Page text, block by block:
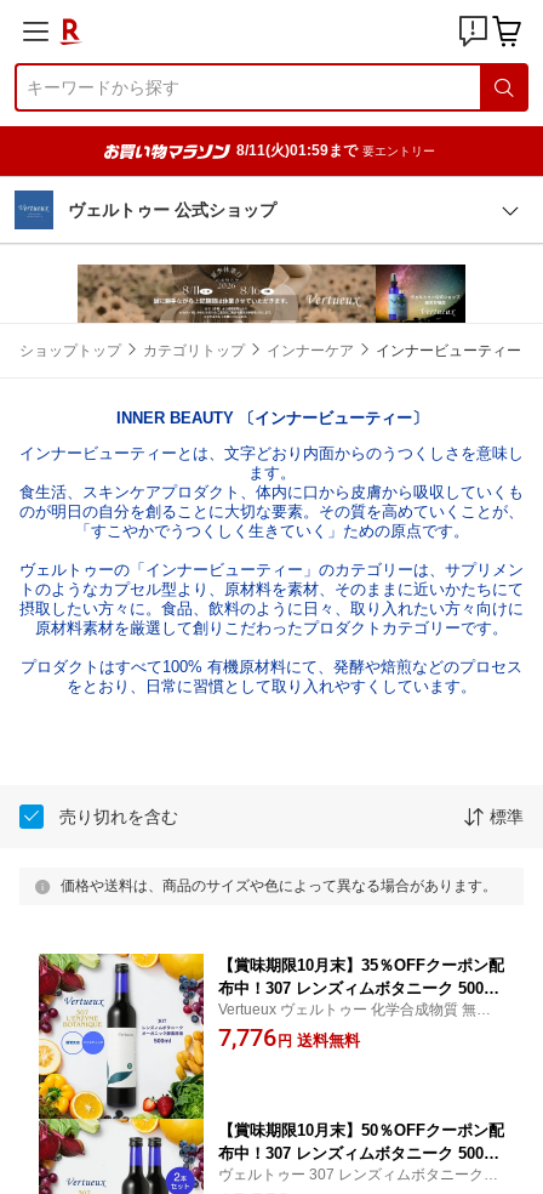
8/11(火)01:59まで 要エントリー
ヴェルトゥー 公式ショップ
ショップトップ カテゴリトップ インナーケア インナービューティー
INNER BEAUTY 〔インナービューティー〕
インナービューティーとは、文字どおり内面からのうつくしさを意味し
ます。
食生活、スキンケアプロダクト、体内に口から皮膚から吸収していくも
のが明日の自分を創ることに大切な要素。その質を高めていくことが、
「すこやかでうつくしく生きていく」ための原点です。
ヴェルトゥーの「インナービューティー」のカテゴリーは、サプリメン
トのようなカプセル型より、原材料を素材、そのままに近いかたちにて
摂取したい方々に。食品、飲料のように日々、取り入れたい方々向けに
原材料素材を厳選して創りこだわったプロダクトカテゴリーです。
プロダクトはすべて100% 有機原材料にて、発酵や焙煎などのプロセス
をとおり、日常に習慣として取り入れやすくしています。
売り切れを含む 標準
価格や送料は、商品のサイズや色によって異なる場合があります。
【賞味期限10月末】35％OFFクーポン配
布中！307 レンズィムボタニーク 500ml
酵素ドリンク ファスティング 原液 酵素
植物発酵 酵素飲料 断食 植物性乳酸菌
Vertueux ヴェルトゥー 化学合成物質 無添
加 酵素原液 数種類の野菜果物を3年間、蔵
付酵母菌から発酵、熟成原液 無添加 本格派
7,776 円 送料無料
【賞味期限10月末】50％OFFクーポン配
布中！307 レンズィムボタニーク 500ml
酵素ドリンク 原液 ファスティング 断食
ヴェルトゥー 307 レンズィムボタニーク 50